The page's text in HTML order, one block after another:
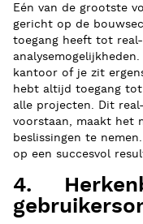
Eén van de grootste
gericht op de
toegang heeft tot
kantoor of je zit
hebt altijd toegang
alle projecten. Dit
voorstaan, maakt het
beslissingen te
op een succesvol
4.